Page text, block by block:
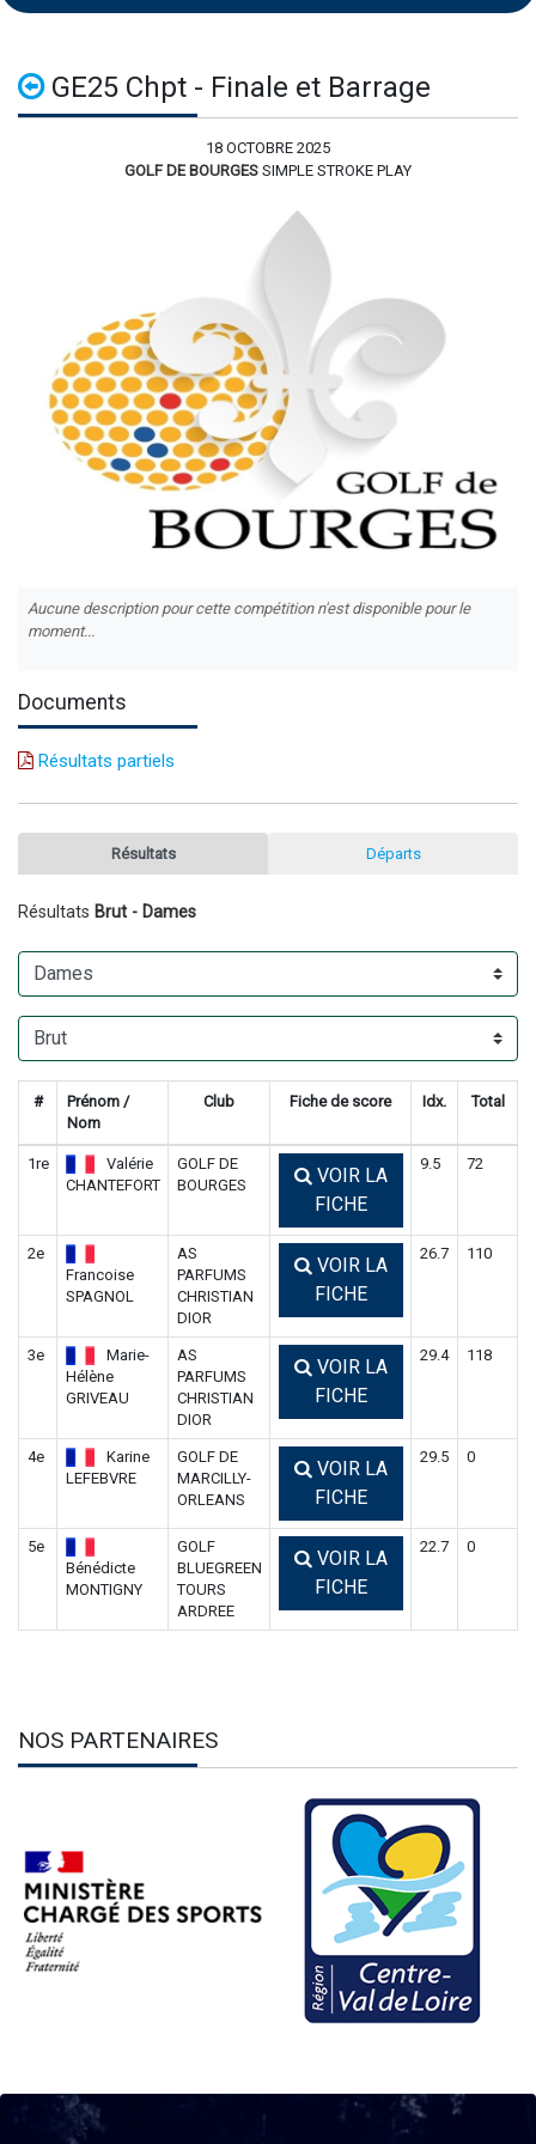
GE25 Chpt - Finale et Barrage
18 OCTOBRE 2025
GOLF DE BOURGES SIMPLE STROKE PLAY
Aucune description pour cette compétition n'est disponible pour le
moment...
Documents
Résultats partiels
Résultats Départs
Résultats Brut - Dames
#
Prénom /
Nom
Club Fiche de score Idx. Total
1re
Valérie
CHANTEFORT
GOLF DE
BOURGES
VOIR LA
FICHE
9.5 72
2e
Francoise
SPAGNOL
AS
PARFUMS
CHRISTIAN
DIOR
VOIR LA
FICHE
26.7 110
3e
Marie-
Hélène
GRIVEAU
AS
PARFUMS
CHRISTIAN
DIOR
VOIR LA
FICHE
29.4 118
4e
Karine
LEFEBVRE
GOLF DE
MARCILLY-
ORLEANS
VOIR LA
FICHE
29.5 0
5e
Bénédicte
MONTIGNY
GOLF
BLUEGREEN
TOURS
ARDREE
VOIR LA
FICHE
22.7 0
NOS PARTENAIRES